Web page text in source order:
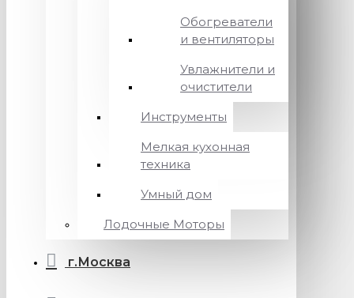
Обогреватели
и вентиляторы
Увлажнители и
очистители
Инструменты
Мелкая кухонная
техника
Умный дом
Лодочные Моторы
г.Москва